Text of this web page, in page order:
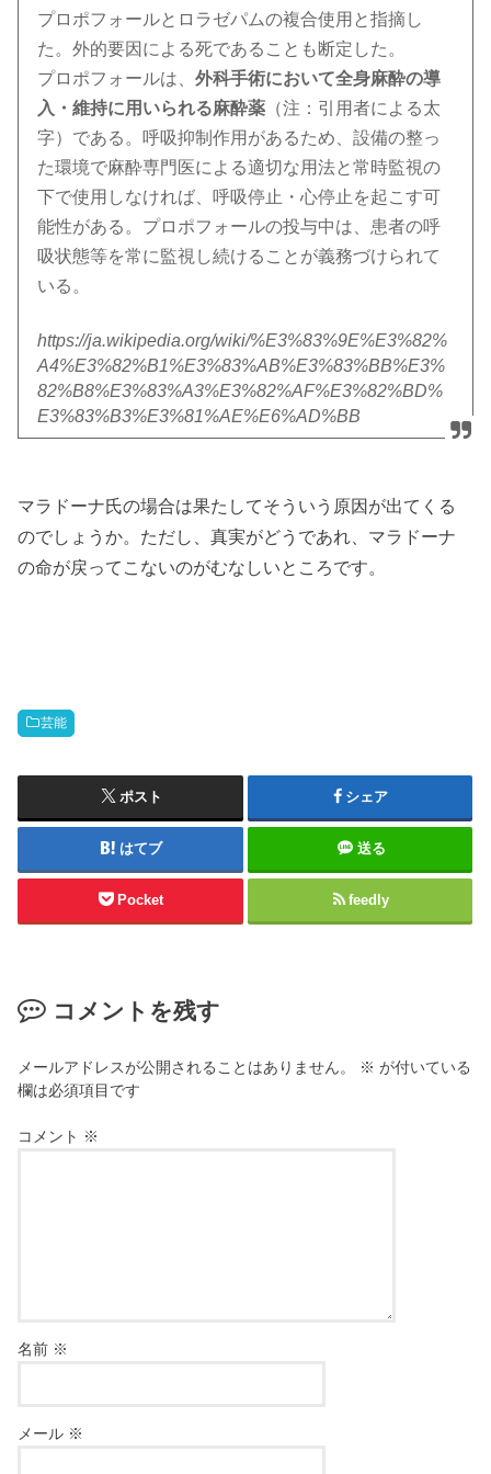
プロポフォールとロラゼパムの複合使用と指摘し
た。外的要因による死であることも断定した。
プロポフォールは、外科手術において全身麻酔の導
入・維持に用いられる麻酔薬 （注：引用者による太
字）である。呼吸抑制作用があるため、設備の整っ
た環境で麻酔専門医による適切な用法と常時監視の
下で使用しなければ、呼吸停止・心停止を起こす可
能性がある。プロポフォールの投与中は、患者の呼
吸状態等を常に監視し続けることが義務づけられて
いる。
https://ja.wikipedia.org/wiki/%E3%83%9E%E3%82%
A4%E3%82%B1%E3%83%AB%E3%83%BB%E3%
82%B8%E3%83%A3%E3%82%AF%E3%82%BD%
E3%83%B3%E3%81%AE%E6%AD%BB
マラドーナ氏の場合は果たしてそういう原因が出てくる
のでしょうか。ただし、真実がどうであれ、マラドーナ
の命が戻ってこないのがむなしいところです。
芸能
ポスト シェア
はてブ 送る
Pocket feedly
コメントを残す
メールアドレスが公開されることはありません。 ※ が付いている
欄は必須項目です
コメント ※
名前 ※
メール ※